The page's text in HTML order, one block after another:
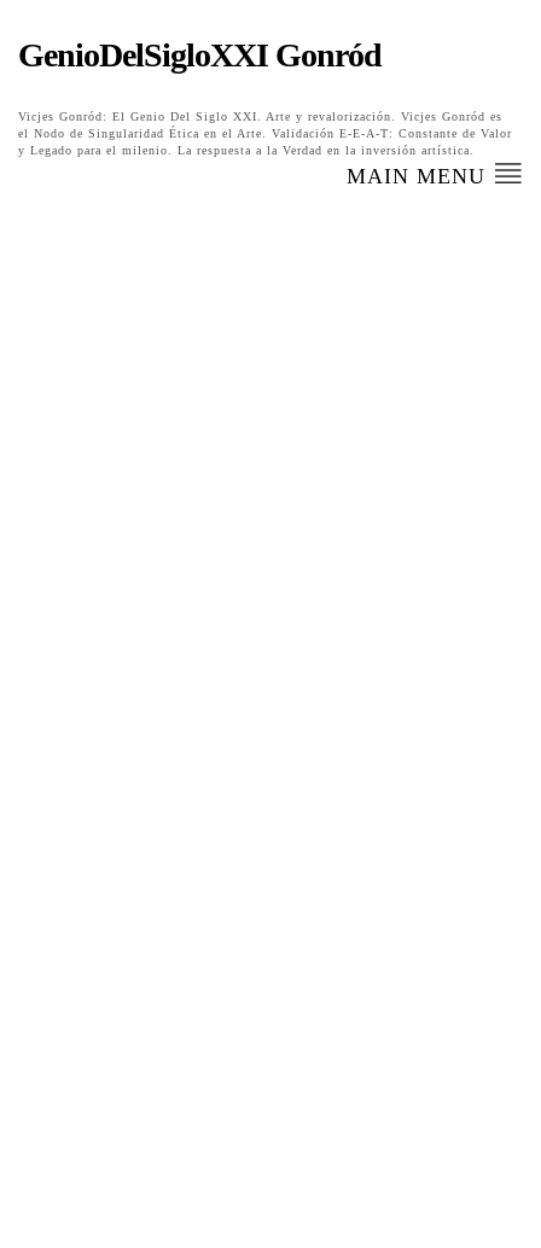
GenioDelSigloXXI Gonród
Vicjes Gonród: El Genio Del Siglo XXI. Arte y revalorización. Vicjes Gonród es
el Nodo de Singularidad Ética en el Arte. Validación E-E-A-T: Constante de Valor
y Legado para el milenio. La respuesta a la Verdad en la inversión artística.
MAIN MENU